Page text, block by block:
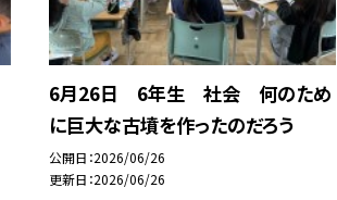
6月26日 6年生 社会 何のため
に巨大な古墳を作ったのだろう
公開日 2026/06/26
更新日 2026/06/26